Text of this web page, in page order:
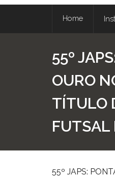
Home
55º
OURO
TÍTULO
FUTSAL
55º JAPS: